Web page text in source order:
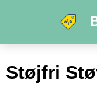
Støjfri